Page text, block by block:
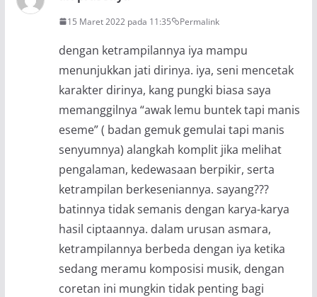
15 Maret 2022 pada 11:35 Permalink
dengan ketrampilannya iya mampu
menunjukkan jati dirinya. iya, seni mencetak
karakter dirinya, kang pungki biasa saya
memanggilnya “awak lemu buntek tapi manis
eseme” ( badan gemuk gemulai tapi manis
senyumnya) alangkah komplit jika melihat
pengalaman, kedewasaan berpikir, serta
ketrampilan berkeseniannya. sayang???
batinnya tidak semanis dengan karya-karya
hasil ciptaannya. dalam urusan asmara,
ketrampilannya berbeda dengan iya ketika
sedang meramu komposisi musik, dengan
coretan ini mungkin tidak penting bagi